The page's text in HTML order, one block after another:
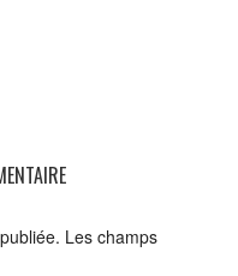
Les champs